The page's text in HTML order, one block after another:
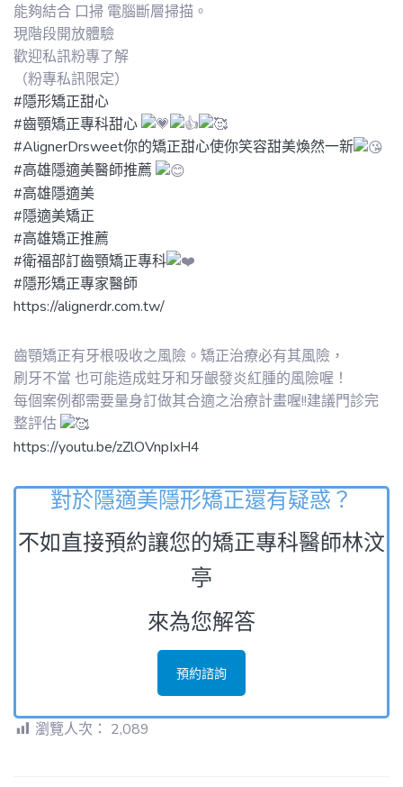
能夠結合 口掃 電腦斷層掃描。
現階段開放體驗
歡迎私訊粉專了解
（粉專私訊限定）
#隱形矯正甜心
#齒顎矯正專科甜心
#AlignerDrsweet你的矯正甜心使你笑容甜美煥然一新
#高雄隱適美醫師推薦
#高雄隱適美
#隱適美矯正
#高雄矯正推薦
#衛福部訂齒顎矯正專科
#隱形矯正專家醫師
https://alignerdr.com.tw/
齒顎矯正有牙根吸收之風險。矯正治療必有其風險，
刷牙不當 也可能造成蛀牙和牙齦發炎紅腫的風險喔！
每個案例都需要量身訂做其合適之治療計畫喔!!建議門診完
整評估
https://youtu.be/zZlOVnpIxH4
對於隱適美隱形矯正還有疑惑？
不如直接預約讓您的矯正專科醫師林汶
亭
來為您解答
預約諮詢
瀏覽人次： 2,089